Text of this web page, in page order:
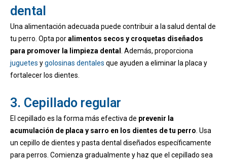
dental
Una alimentación adecuada puede contribuir a la salud dental de
tu perro. Opta poralimentos secos y croquetas diseñados
para promover la limpieza dental
. Además, proporciona
juguetes ygolosinas dentales que ayuden a eliminar la placa y
fortalecer los dientes.
3. Cepillado regular
El cepillado es la forma más efectiva de prevenir la
acumulación de placa y sarro en los dientes de tu perro. Usa
un cepillo de dientes y pasta dental diseñados específicamente
para perros. Comienza gradualmente y haz que el cepillado sea